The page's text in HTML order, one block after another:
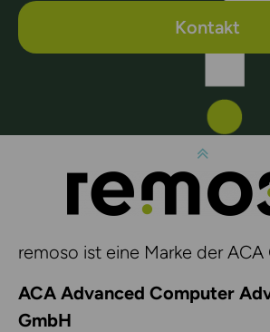
Kontakt
remoso ist eine Marke der ACA
ACA Advanced Computer
GmbH